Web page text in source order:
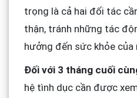
trọng là cả hai đối tác
thận, tránh những tác
hưởng đến sức khỏe của
Đối với 3 tháng cuối
hệ tình dục cần được